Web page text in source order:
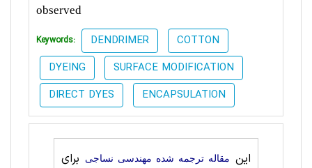
observed
Keywords: DENDRIMER
COTTON
DYEING
SURFACE MODIFICATION
DIRECT DYES
ENCAPSULATION
این مقاله ترجمه شده مهندسی نساجی
برای